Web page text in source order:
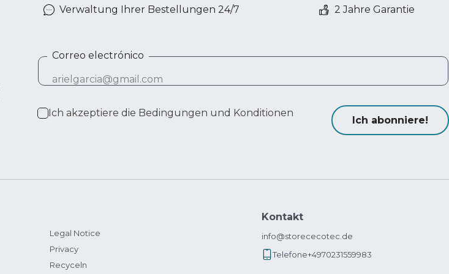
Verwaltung Ihrer Bestellungen 24/7 2 Jahre Garantie
Correo electrónico
Ich akzeptiere die Bedingungen und Konditionen
Ich abonniere!
Legal Notice
Privacy
Recyceln
Kontakt
info@storececotec.de
Telefone+4970231559983